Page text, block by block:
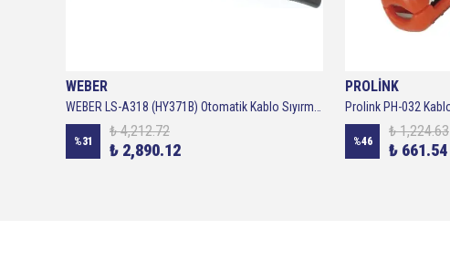
WEBER
WEBER LS-A318 (HY371B) Otomatik Kablo Sıyırma Pensesi 0,2 6 mm 195 mm
%31
₺ 4,212.72
₺ 2,890.12
PROLİNK
%46
₺ 1,224.63
₺ 661.54